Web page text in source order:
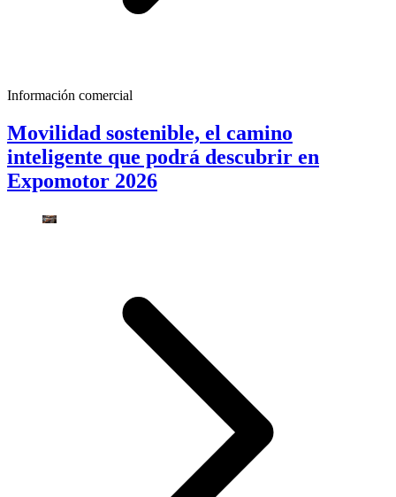
Información comercial
Movilidad sostenible, el camino
inteligente que podrá descubrir en
Expomotor 2026